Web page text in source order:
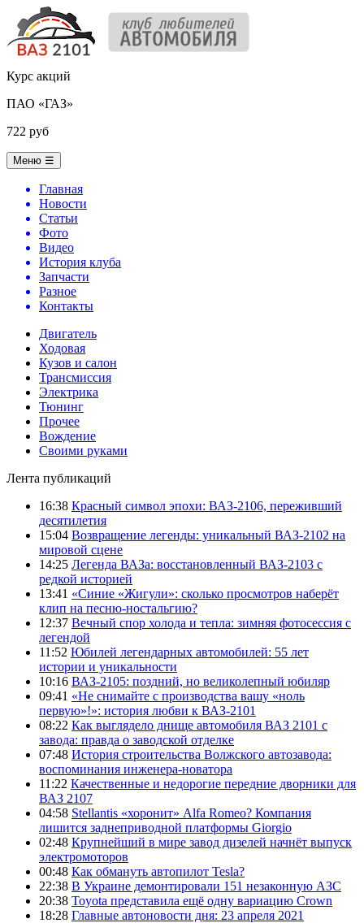
Курс акций
ПАО «ГАЗ»
722 руб
Меню ☰
Главная
Новости
Статьи
Фото
Видео
История клуба
Запчасти
Разное
Контакты
Двигатель
Ходовая
Кузов и салон
Трансмиссия
Электрика
Тюнинг
Прочее
Вождение
Своими руками
Лента публикаций
16:38 Красный символ эпохи: ВАЗ-2106, переживший
десятилетия
15:04 Возвращение легенды: уникальный ВАЗ-2102 на
мировой сцене
14:25 Легенда ВАЗа: восстановленный ВАЗ-2103 с
редкой историей
13:41 «Синие «Жигули»: сколько просмотров наберёт
клип на песню-ностальгию?
12:37 Вечный спор холода и тепла: зимняя фотосессия с
легендой
11:52 Юбилей легендарных автомобилей: 55 лет
истории и уникальности
10:16 ВАЗ-2105: поздний, но великолепный юбиляр
09:41 «Не снимайте с производства вашу «ноль
первую»!»: история любви к ВАЗ-2101
08:22 Как выглядело днище автомобиля ВАЗ 2101 с
завода: правда о заводской отделке
07:48 История строительства Волжского автозавода:
воспоминания инженера-новатора
11:22 Качественные и недорогие передние дворники для
ВАЗ 2107
04:58 Stellantis «хоронит» Alfa Romeo? Компания
лишится заднеприводной платформы Giorgio
02:48 Крупнейший в мире завод дизелей начнёт выпуск
электромоторов
00:48 Как обмануть автопилот Tesla?
22:38 В Украине демонтировали 151 незаконную АЗС
20:38 Toyota представила ещё одну вариацию Crown
18:28 Главные автоновости дня: 23 апреля 2021